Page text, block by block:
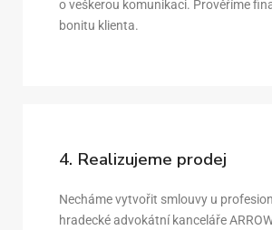
o veškerou komunikaci. Prověříme
bonitu klienta.
4. Realizujeme prodej
Necháme vytvořit smlouvy u
hradecké advokátní kanceláře